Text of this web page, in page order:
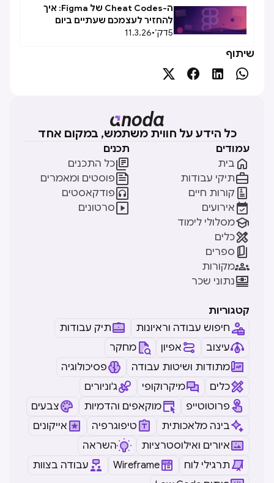
ה-Cheat Codes של Figma: איך
להחזיר לעצמכם שעתיים ביום
5דק׳•
11.3.26
שיתוף




כל הידע על חווית משתמש, במקום אחד
עמודים
בית 
תיקי עבודות
קורות חיים 
אירועים 
מסלולי לימוד
כלים
ספרים 
מקורות
נתוני שכר
תכנים
כל התכנים
פוסטים ומאמרים
פודקאסטים
סרטונים
קטגוריות
חיפוש עבודה וראיונות
תיק עבודות
עיצוב
אפיון
מחקר
מתודות ושיטות עבודה
פסיכולוגיה
כלים
מיקרוקופי
ג'וניורים
פרוטוטייפ
מוקאפים והדמיות
צבעים
בינה מלאכותית
טיפוגרפיה
אייקונים
איורים ואילוסטרציות
השראה
תרגילי לוח
Wireframe
עבודה בצוות